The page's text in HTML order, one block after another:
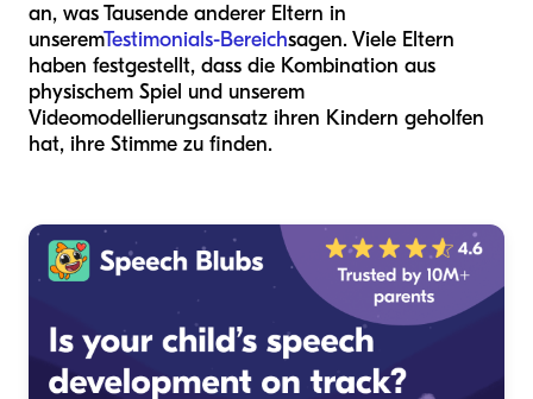
an, was Tausende anderer Eltern in
unseremTestimonials-Bereichsagen. Viele Eltern
haben festgestellt, dass die Kombination aus
physischem Spiel und unserem
Videomodellierungsansatz ihren Kindern geholfen
hat, ihre Stimme zu finden.